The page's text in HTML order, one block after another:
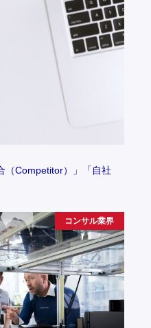
（Competitor）」「自社
コンサル業界